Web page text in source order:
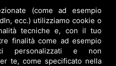
(come ad esempio
ecc.) utilizziamo cookie o
tecniche e, con il tuo
finalità come ad esempio
personalizzati e non
te, come specificato nella